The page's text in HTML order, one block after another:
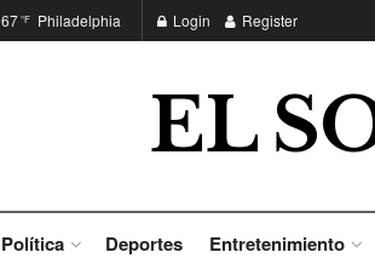
67°F Philadelphia Login Register
EL
Política Deportes Entretenimiento